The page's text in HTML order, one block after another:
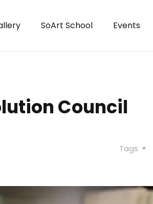
SoArt School Events
Council
Tags